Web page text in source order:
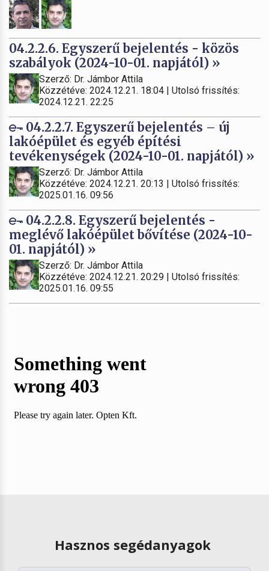
04.2.2.6. Egyszerű bejelentés - közös
szabályok (2024-10-01. napjától) »
Szerző: Dr. Jámbor Attila
Közzétéve: 2024.12.21. 18:04 | Utolsó frissítés:
2024.12.21. 22:25
04.2.2.7. Egyszerű bejelentés – új
lakóépület és egyéb építési
tevékenységek (2024-10-01. napjától) »
Szerző: Dr. Jámbor Attila
Közzétéve: 2024.12.21. 20:13 | Utolsó frissítés:
2025.01.16. 09:56
04.2.2.8. Egyszerű bejelentés -
meglévő lakóépület bővítése (2024-10-
01. napjától) »
Szerző: Dr. Jámbor Attila
Közzétéve: 2024.12.21. 20:29 | Utolsó frissítés:
2025.01.16. 09:55
Hasznos segédanyagok